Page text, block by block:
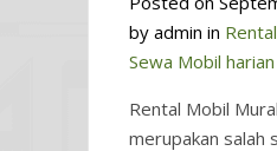
by admin in
Sewa Mobil
Rental Mobil
merupakan salah